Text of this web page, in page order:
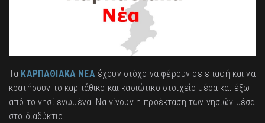
Τα ΚΑΡΠΑΘΙΑΚΑ ΝΕΑέχουν στόχο να φέρουν σε επαφή και να
κρατήσουν το καρπάθικο και κασιώτικο στοιχείο μέσα και έξω
από το νησί ενωμένα. Να γίνουν η προέκταση των νησιών μέσα
στο διαδύκτιο.